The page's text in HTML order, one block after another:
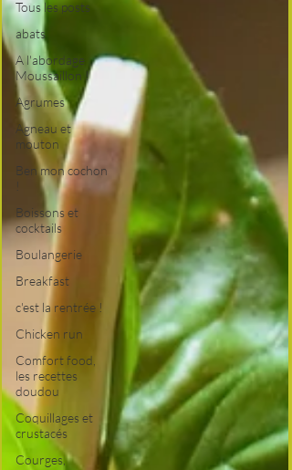
Tous les posts
abats
A l'abordage
Moussaillon !
Agrumes
Agneau et
mouton
Ben mon cochon
Boissons et
cocktails
Boulangerie
Breakfast
c'est la rentrée !
Chicken run
Comfort food,
les recettes
doudou
Coquillages et
crustacés
Courges,